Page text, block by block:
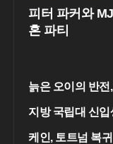
피터 파커와
혼 파티
늙은 오이의 반
지방 국립대 신입
케인, 토트넘 복